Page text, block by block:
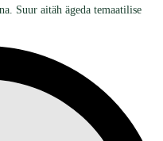
Suur aitäh ägeda temaatilise